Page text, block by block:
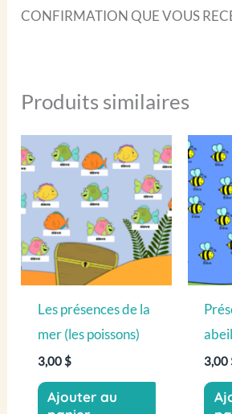
CONFIRMATION QUE VOUS
Produits similaires
Les présences de la
mer (les poissons)
3,00 $
Ajouter au
3,00